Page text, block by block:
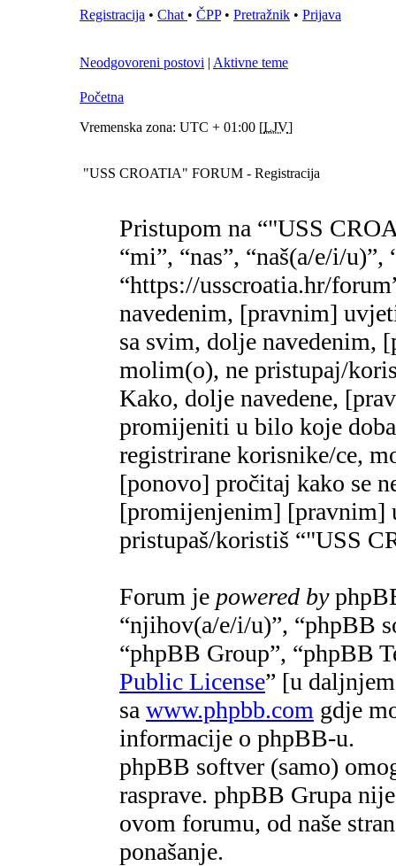
Registracija • Chat • ČPP• Pretražnik • Prijava
Neodgovoreni postovi | Aktivne teme
Početna
Vremenska zona: UTC + 01:00 [LJV]
"USS CROATIA" FORUM - Registracija
Pristupom na “"USS
“mi”, “nas”, “naš(a/e/i/
“https://usscroatia.hr/
navedenim, [pravnim]
sa svim, dolje navedenim,
molim(o), ne pristupaj/
Kako, dolje navedene,
promijeniti u bilo koje
registrirane korisnike/ce,
[ponovo] pročitaj kako se
[promijenjenim] [pravnim]
pristupaš/koristiš “"USS
Forum je powered by
“njihov(a/e/i/u)”, “phpBB
“phpBB Group”, “phpBB
Public License” [u
sa www.phpbb.com gdje
informacije o phpBB-u.
phpBB softver (samo)
rasprave. phpBB Grupa
ovom forumu, od naše
ponašanje.